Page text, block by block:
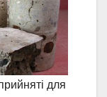
для